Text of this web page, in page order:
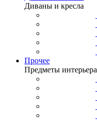
Диваны и кресла
Прочее
Предметы интерьера